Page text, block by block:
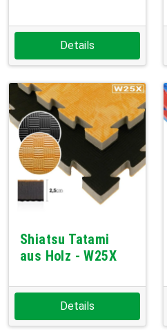
Details
Shiatsu Tatami
aus Holz - W25X
Details